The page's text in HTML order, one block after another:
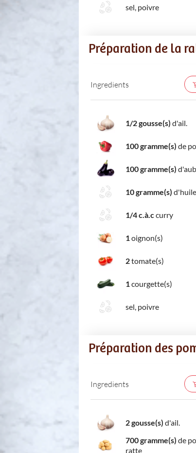
sel, poivre
Préparation de la
Ingredients
1/2 gousse(s) d'ail.
100 gramme(s) de
100 gramme(s)
10 gramme(s)
1/4 c.à.c curry
1 oignon(s)
2tomate(s)
1 courgette(s)
sel, poivre
Préparation des
Ingredients
2 gousse(s) d'ail.
700 gramme(s) de
ratte